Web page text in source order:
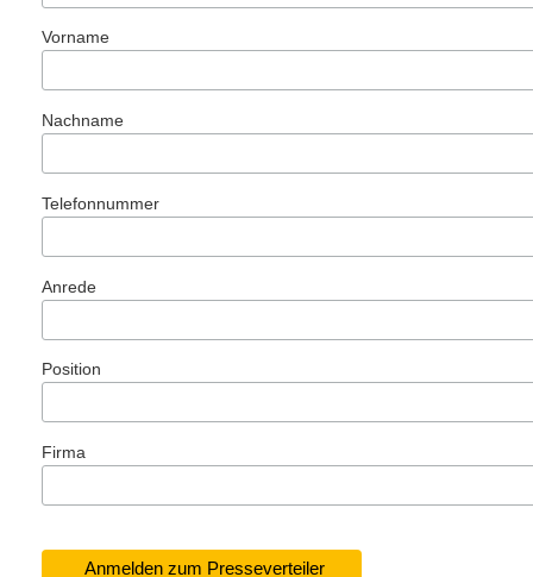
Vorname
Nachname
Telefonnummer
Anrede
Position
Firma